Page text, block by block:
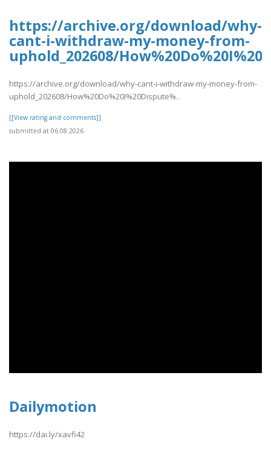
https://archive.org/download/why-
cant-i-withdraw-my-money-from-
uphold_202608/
https://archive.org/download/why-cant-i-withdraw-my-money-from-
uphold_202608/How%20Do%20I%20Dispute%..
[[View rating and comments]]
submitted at 06.08.2026
Dailymotion
https://dai.ly/xavfi42